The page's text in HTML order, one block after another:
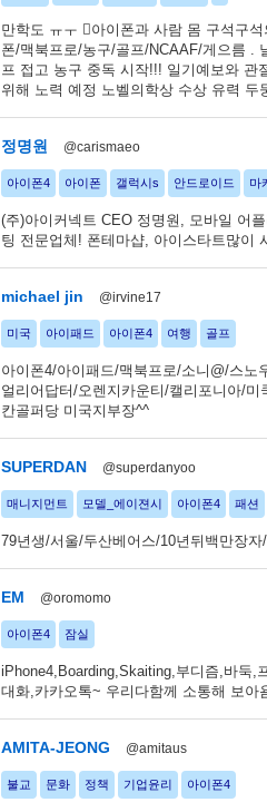
만학도 ㅠㅜ 아이폰과 사람 몸 구석구
폰/맥북프로/농구/골프/NCAAF/게으름 .
프 접고 농구 중독 시작!!! 일기예보와 관
위해 노력 예정 노벨의학상 수상 유력 두
정명원 @carismaeo
아이폰4 아이폰 갤럭시s 안드로이드 마
(주)아이커넥트 CEO 정명원, 모바일 어
팅 전문업체! 폰테마샵, 아이스타트많이
michael jin @irvine17
미국 아이패드 아이폰4 여행 골프
아이폰4/아이패드/맥북프로/소니@/스노
얼리어답터/오렌지카운티/캘리포니아/
칸골퍼당 미국지부장^^
SUPERDAN @superdanyoo
매니지먼트 모델_에이젼시 아이폰4 패션
79년생/서울/두산베어스/10년뒤백만장자/
EM @oromomo
아이폰4 잠실
iPhone4,Boarding,Skaiting,부디즘,바둑,
대화,카카오톡~ 우리다함께 소통해 보아
AMITA-JEONG @amitaus
불교 문화 정책 기업윤리 아이폰4